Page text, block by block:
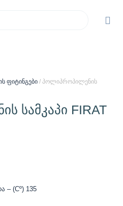
ფიტინგები / პოლიპროპილენის
სამკაპი FIRAT
– (Cº) 135